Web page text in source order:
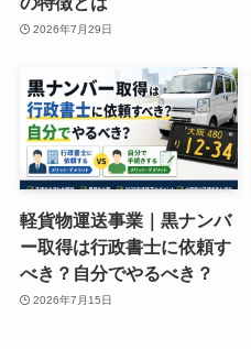
2026年7月29日
軽貨物運送事業｜黒ナンバ
ー取得は行政書士に依頼す
べき？自分でやるべき？
2026年7月15日